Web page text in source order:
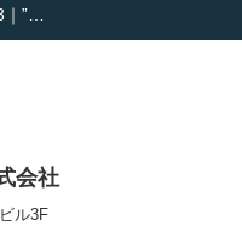
｜”…
囲炉裏
会社
ル3F